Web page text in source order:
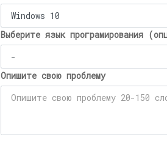
Выберите язык програмирования
Опишите свою проблему